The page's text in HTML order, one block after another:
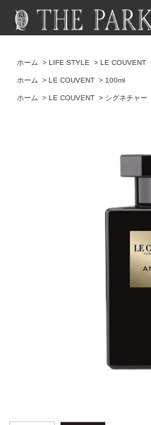
ホーム >LIFE STYLE >LE COUVENT
ホーム >LE COUVENT > 100ml
ホーム >LE COUVENT > シグネチャー